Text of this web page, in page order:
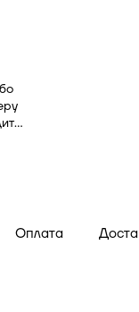
Оплата